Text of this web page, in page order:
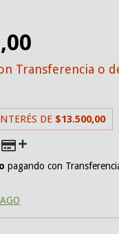
Transferencia o
DE $13.500,00
pagando con